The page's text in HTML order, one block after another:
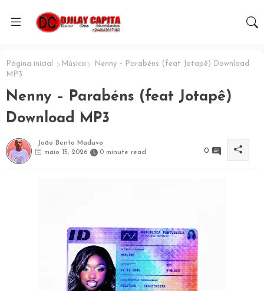
Página inicial Música
Nenny – Parabéns (feat Jotapê) Download
MP3
Nenny – Parabéns (feat Jotapê)
Download MP3
João Bento Maduvo
maio 15, 2026
0 minute read 0